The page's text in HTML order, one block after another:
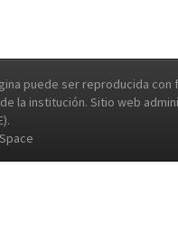
puede ser reproducida
institución. Sitio web